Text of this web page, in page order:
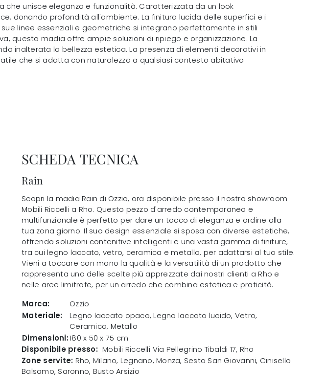
unisce eleganza e funzionalità. Caratterizzata da un look
donando profondità all'ambiente. La finitura lucida delle superfici e i
linee essenziali e geometriche si integrano perfettamente in stili
questa madia offre ampie soluzioni di ripiego e organizzazione. La
inalterata la bellezza estetica. La presenza di elementi decorativi in
che si adatta con naturalezza a qualsiasi contesto abitativo
SCHEDA TECNICA
Rain
Scopri la madia Rain di Ozzio, ora disponibile presso il nostro showroom
Mobili Riccelli a Rho. Questo pezzo d'arredo contemporaneo e
multifunzionale è perfetto per dare un tocco di eleganza e ordine alla
tua zona giorno. Il suo design essenziale si sposa con diverse estetiche,
offrendo soluzioni contenitive intelligenti e una vasta gamma di finiture,
tra cui legno laccato, vetro, ceramica e metallo, per adattarsi al tuo stile.
Vieni a toccare con mano la qualità e la versatilità di un prodotto che
rappresenta una delle scelte più apprezzate dai nostri clienti a Rho e
nelle aree limitrofe, per un arredo che combina estetica e praticità.
Marca:
Ozzio
Materiale:
Legno laccato opaco, Legno laccato lucido, Vetro,
Ceramica, Metallo
Dimensioni:180 x 50 x 75 cm
Disponibile presso: Mobili Riccelli Via Pellegrino Tibaldi 17, Rho
Zone servite: Rho, Milano, Legnano, Monza, Sesto San Giovanni, Cinisello
Balsamo, Saronno, Busto Arsizio